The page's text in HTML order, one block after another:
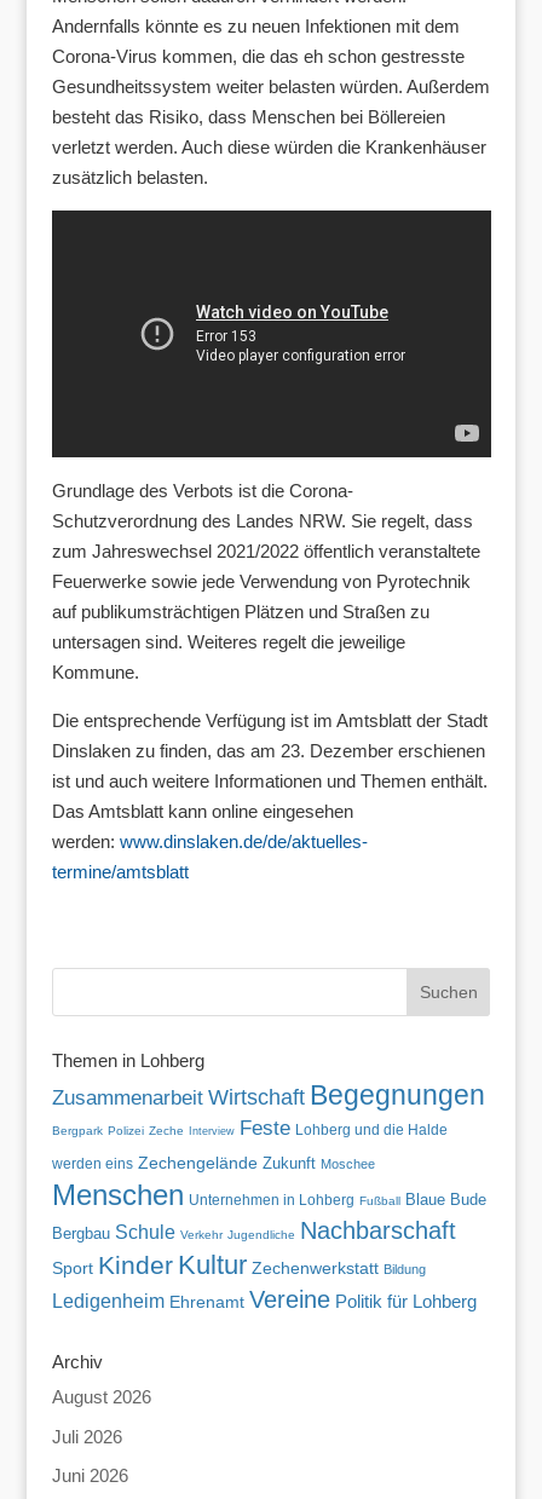
Andernfalls könnte es zu neuen Infektionen mit dem
Corona-Virus kommen, die das eh schon gestresste
Gesundheitssystem weiter belasten würden. Außerdem
besteht das Risiko, dass Menschen bei Böllereien
verletzt werden. Auch diese würden die Krankenhäuser
zusätzlich belasten.
Grundlage des Verbots ist die Corona-
Schutzverordnung des Landes NRW. Sie regelt, dass
zum Jahreswechsel 2021/2022 öffentlich veranstaltete
Feuerwerke sowie jede Verwendung von Pyrotechnik
auf publikumsträchtigen Plätzen und Straßen zu
untersagen sind. Weiteres regelt die jeweilige
Kommune.
Die entsprechende Verfügung ist im Amtsblatt der Stadt
Dinslaken zu finden, das am 23. Dezember erschienen
ist und auch weitere Informationen und Themen enthält.
Das Amtsblatt kann online eingesehen
werden: www.dinslaken.de/de/aktuelles-
termine/amtsblatt
Themen in Lohberg
Zusammenarbeit Wirtschaft Begegnungen
Bergpark Polizei Zeche Interview Feste Lohberg und die Halde
werden eins Zechengelände Zukunft Moschee
Menschen Unternehmen in Lohberg Fußball Blaue Bude
Bergbau Schule Verkehr Jugendliche Nachbarschaft
Sport Kinder Kultur Zechenwerkstatt Bildung
Ledigenheim Ehrenamt Vereine Politik für Lohberg
Archiv
August 2026
Juli 2026
Juni 2026